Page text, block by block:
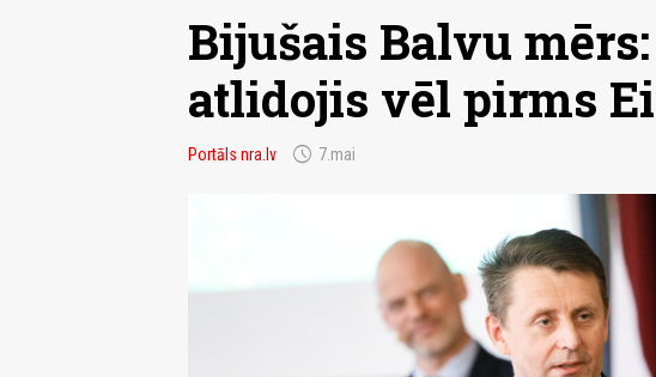
Bijušais Balvu
atlidojis vēl pirms
Portāls nra.lv schedule 7.mai